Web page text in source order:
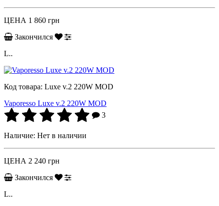
ЦЕНА 1 860 грн
Закончился
L..
Код товара: Luxe v.2 220W MOD
Vaporesso Luxe v.2 220W MOD
3
Наличие: Нет в наличии
ЦЕНА 2 240 грн
Закончился
L..